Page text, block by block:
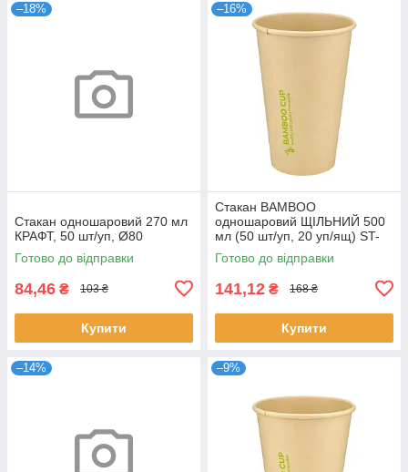
–18%
Стакан одношаровий 270 мл
КРАФТ, 50 шт/уп, Ø80
Готово до відправки
84,46 ₴ 103 ₴
Купити
–16%
Стакан ВАМВОО
одношаровий ЩІЛЬНИЙ 500
мл (50 шт/уп, 20 уп/ящ) ST-
90
Готово до відправки
141,12 ₴ 168 ₴
Купити
–14% –9%